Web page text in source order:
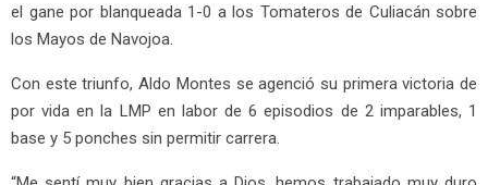
el gane por blanqueada 1-0 a los Tomateros de Culiacán sobre
los Mayos de Navojoa.
Con este triunfo, Aldo Montes se agenció su primera victoria de
por vida en la LMP en labor de 6 episodios de 2 imparables, 1
base y 5 ponches sin permitir carrera.